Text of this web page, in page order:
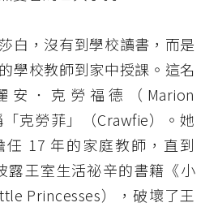
白，沒有到學校讀書，而是
學校教師到家中授課。這名
安．克勞福德（Marion
克勞菲」（Crawfie）。她
17 年的家庭教師，直到
露王室生活祕辛的書籍《小
Princesses），破壞了王